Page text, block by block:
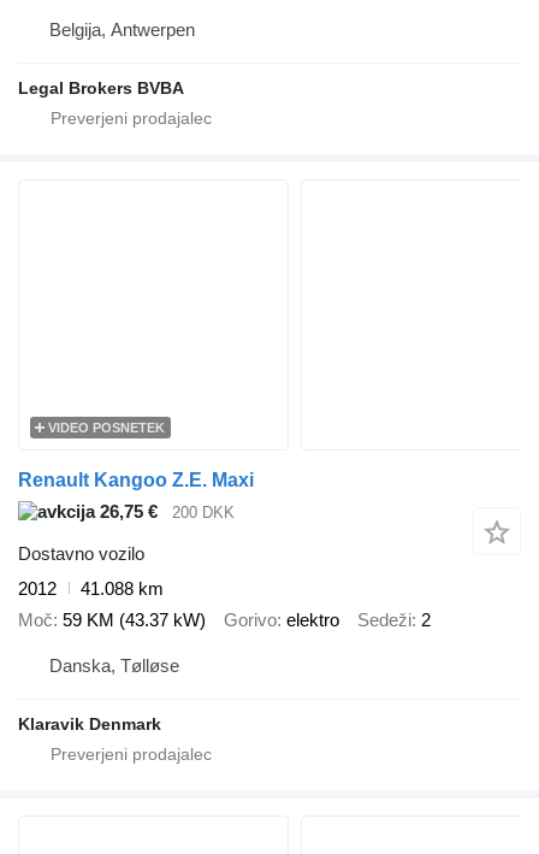
Belgija, Antwerpen
Legal Brokers BVBA
VIDEO POSNETEK
Renault Kangoo Z.E. Maxi
26,75 €
200 DKK
Dostavno vozilo
2012
41.088 km
Moč 59 KM (43.37 kW) Gorivo elektro Sedeži 2
Danska, Tølløse
Klaravik Denmark